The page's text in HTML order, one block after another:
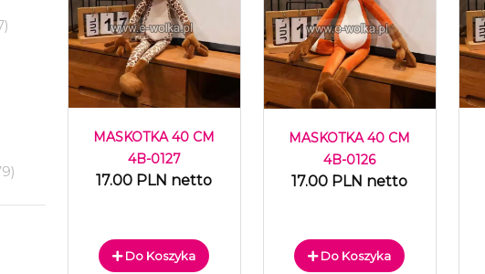
MASKOTKA 40 CM
4B-0127
17.00 PLN netto
Do Koszyka
MASKOTKA 40 CM
4B-0126
17.00 PLN netto
Do Koszyka